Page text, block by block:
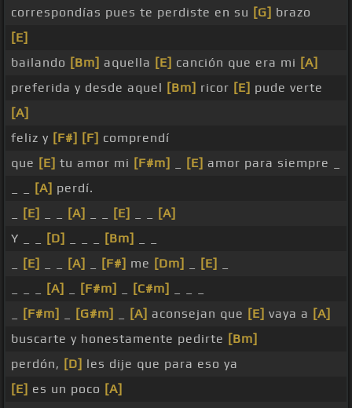
correspondías pues te perdiste en su [G] brazo
[E]
bailando [Bm] aquella [E] canción que era mi [A]
preferida y desde aquel [Bm] ricor [E] pude verte
[A]
feliz y [F#] [F] comprendí
que [E] tu amor mi [F#m] [E] amor para siempre _
[A] perdí.
[E] [A] [E]
[A]
Y _ _
[D] [Bm]
[E] [A] [F#] me [Dm] [E]
[A] [F#m] [C#m]
[F#m] [G#m] [A] aconsejan que [E] vaya a [A]
buscarte y honestamente pedirte [Bm]
perdón, [D] les dije que para eso ya
[E] es un poco [A]